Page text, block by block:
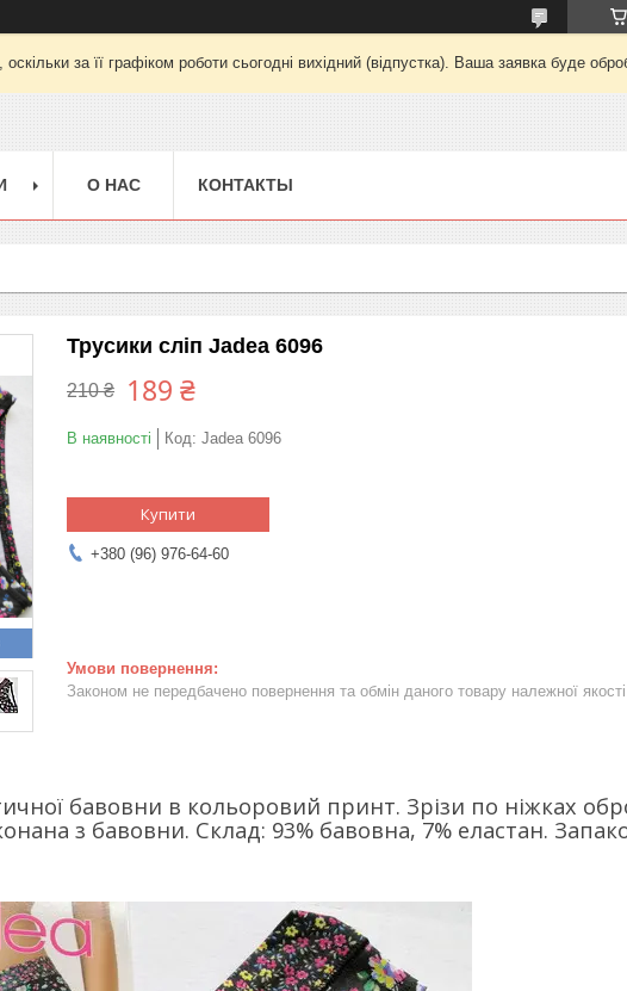
за її графіком роботи сьогодні вихідний (відпустка). Ваша заявка буде
О НАС КОНТАКТЫ
Трусики сліп Jadea 6096
210 ₴ 189 ₴
В наявності Код: Jadea 6096
Купити
+380 (96) 976-64-60
Законом не передбачено повернення та обмін даного товару належної якості
бавовни в кольоровий принт. Зрізи по ніжках
з бавовни. Склад: 93% бавовна, 7% еластан.